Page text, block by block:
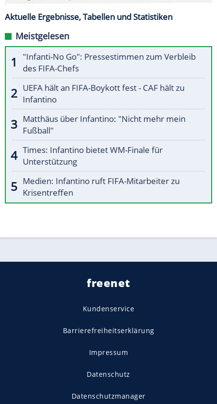
Aktuelle Ergebnisse, Tabellen und Statistiken
Meistgelesen
"Infanti-No Go": Pressestimmen zum Verbleib
des FIFA-Chefs
UEFA hält an FIFA-Boykott fest - CAF hält zu
Infantino
Matthäus über Infantino: "Nicht mehr mein
Fußball"
Times: Infantino bietet WM-Finale für
Unterstützung
Medien: Infantino ruft FIFA-Mitarbeiter zu
Krisentreffen
freenet
Kundenservice
Barrierefreiheitserklärung
Impressum
Datenschutz
Datenschutzmanager